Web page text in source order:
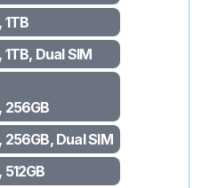
1TB
Dual SIM
256GB
256GB, Dual SIM